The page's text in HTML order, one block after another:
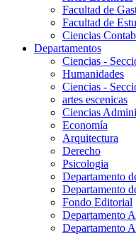
Facultad de
Facultad de
Ciencias
Departamentos
Ciencias -
Humanidades
Ciencias -
artes escenicas
Ciencias
Economía
Arquitectura
Derecho
Psicologia
Departamento
Departamento
Fondo Editorial
Departamento
Departamento